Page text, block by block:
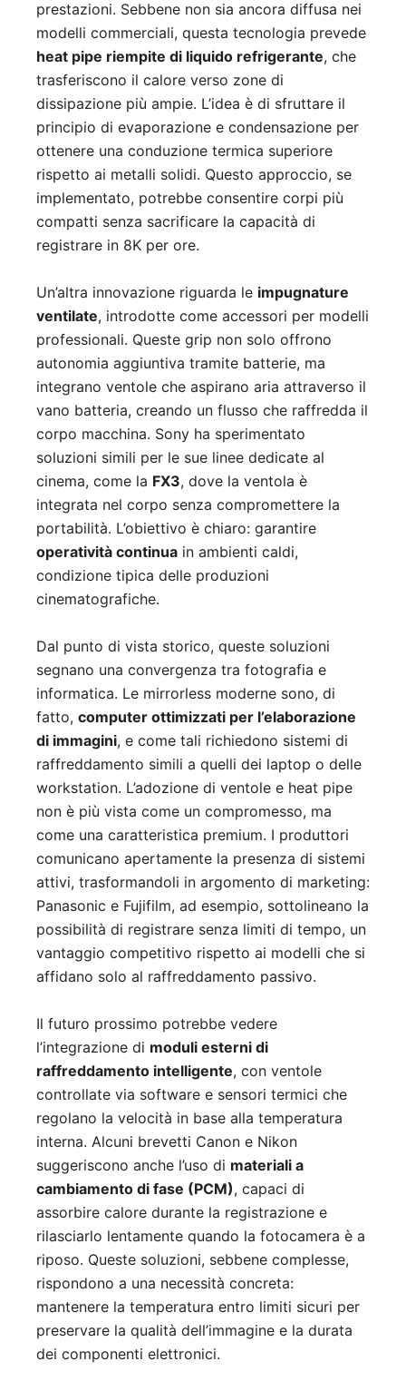
prestazioni. Sebbene non sia ancora diffusa nei
modelli commerciali, questa tecnologia prevede
heat pipe riempite di liquido refrigerante, che
trasferiscono il calore verso zone di
dissipazione più ampie. L’idea è di sfruttare il
principio di evaporazione e condensazione per
ottenere una conduzione termica superiore
rispetto ai metalli solidi. Questo approccio, se
implementato, potrebbe consentire corpi più
compatti senza sacrificare la capacità di
registrare in 8K per ore.
Un’altra innovazione riguarda le impugnature
ventilate, introdotte come accessori per modelli
professionali. Queste grip non solo offrono
autonomia aggiuntiva tramite batterie, ma
integrano ventole che aspirano aria attraverso il
vano batteria, creando un flusso che raffredda il
corpo macchina. Sony ha sperimentato
soluzioni simili per le sue linee dedicate al
cinema, come la FX3, dove la ventola è
integrata nel corpo senza compromettere la
portabilità. L’obiettivo è chiaro: garantire
operatività continua in ambienti caldi,
condizione tipica delle produzioni
cinematografiche.
Dal punto di vista storico, queste soluzioni
segnano una convergenza tra fotografia e
informatica. Le mirrorless moderne sono, di
fatto, computer ottimizzati per l’elaborazione
di immagini, e come tali richiedono sistemi di
raffreddamento simili a quelli dei laptop o delle
workstation. L’adozione di ventole e heat pipe
non è più vista come un compromesso, ma
come una caratteristica premium. I produttori
comunicano apertamente la presenza di sistemi
attivi, trasformandoli in argomento di marketing:
Panasonic e Fujifilm, ad esempio, sottolineano la
possibilità di registrare senza limiti di tempo, un
vantaggio competitivo rispetto ai modelli che si
affidano solo al raffreddamento passivo.
Il futuro prossimo potrebbe vedere
l’integrazione di moduli esterni di
raffreddamento intelligente, con ventole
controllate via software e sensori termici che
regolano la velocità in base alla temperatura
interna. Alcuni brevetti Canon e Nikon
suggeriscono anche l’uso di materiali a
cambiamento di fase (PCM), capaci di
assorbire calore durante la registrazione e
rilasciarlo lentamente quando la fotocamera è a
riposo. Queste soluzioni, sebbene complesse,
rispondono a una necessità concreta:
mantenere la temperatura entro limiti sicuri per
preservare la qualità dell’immagine e la durata
dei componenti elettronici.